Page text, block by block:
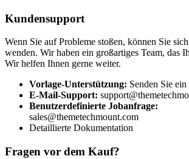
Kundensupport
Wenn Sie auf Probleme stoßen, können Sie
wenden. Wir haben ein großartiges Team, das
Wir helfen Ihnen gerne weiter.
Vorlage-Unterstützung: Senden Sie
E-Mail-Support:
Benutzerdefinierte Jobanfrage:
sales@themetechmount.com
Detaillierte Dokumentation
Fragen vor dem Kauf?